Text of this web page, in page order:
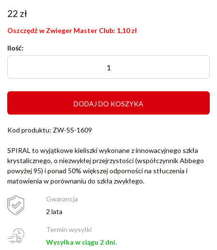
22 zł
Oszczędź w Zwieger Master Club: 1,10 zł
Ilość:
DODAJ DO KOSZYKA
Kod produktu: ZW-SS-1609
SPIRAL to wyjątkowe kieliszki wykonane z innowacyjnego szkła
krystalicznego, o niezwykłej przejrzystości (współczynnik Abbego
powyżej 95) i ponad 50% większej odporności na stłuczenia i
matowienia w porównaniu do szkła zwykłego.
Gwarancja
2 lata
Termin wysyłki
Wysyłka w ciągu 2 dni.